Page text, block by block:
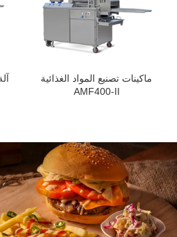
ماكينات تصنيع المواد الغذائية
AMF400-II